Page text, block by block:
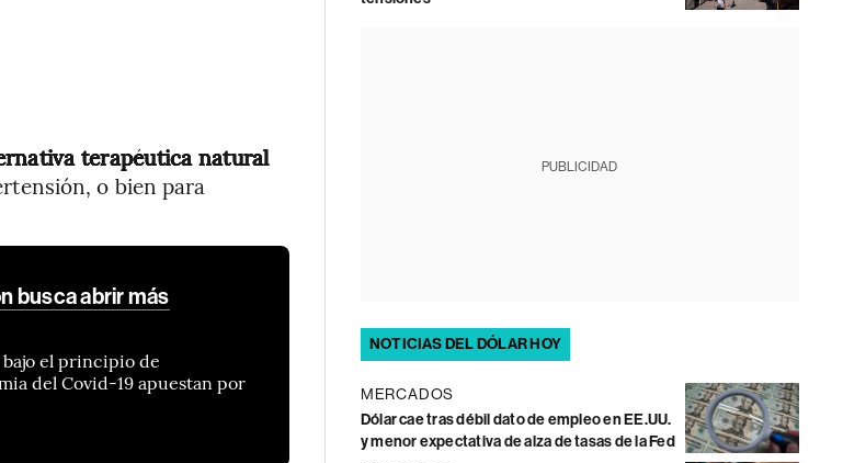
terapéutica natural
o bien para
busca abrir más
el principio de
del Covid-19 apuestan por
PUBLICIDAD
NOTICIAS DEL DÓLAR HOY
MERCADOS
Dólar cae tras débil dato de empleo en EE.UU.
y menor expectativa de alza de tasas de la Fed